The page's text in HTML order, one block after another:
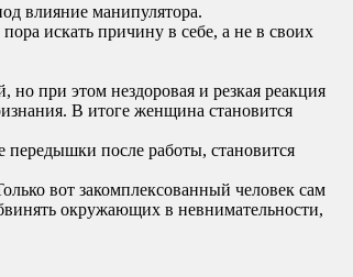
влияние манипулятора.
искать причину в себе, а не в своих
при этом нездоровая и резкая реакция
В итоге женщина становится
после работы, становится
вот закомплексованный человек сам
окружающих в невнимательности,